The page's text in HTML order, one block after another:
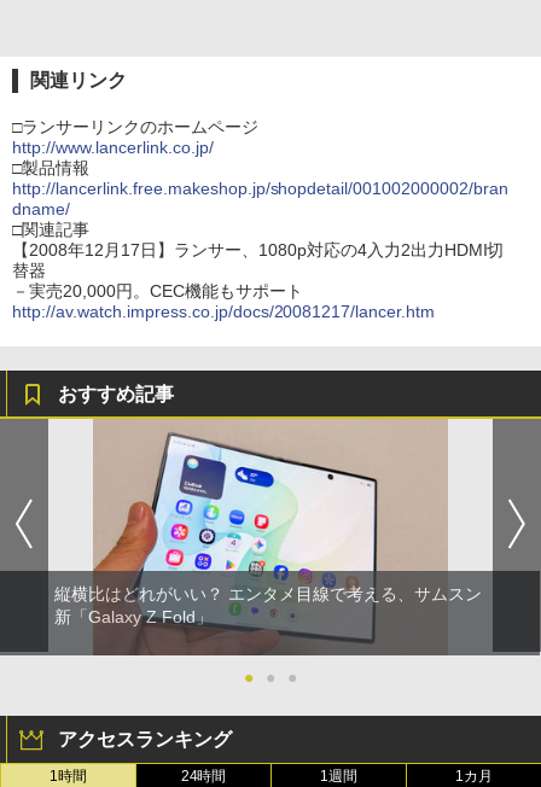
関連リンク
□ランサーリンクのホームページ
http://www.lancerlink.co.jp/
□製品情報
http://lancerlink.free.makeshop.jp/shopdetail/001002000002/bran
dname/
□関連記事
【2008年12月17日】ランサー、1080p対応の4入力2出力HDMI切
替器
－実売20,000円。CEC機能もサポート
http://av.watch.impress.co.jp/docs/20081217/lancer.htm
おすすめ記事
縦横比はどれがいい？ エンタメ目線で考える、サムスン
新「Galaxy Z Fold」
● ● ●
アクセスランキング
1時間 24時間 1週間 1カ月